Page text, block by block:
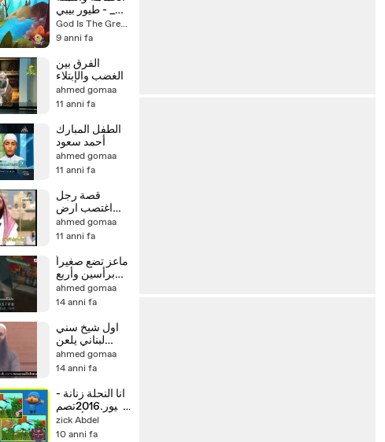
- طيور بيبي _
Toyor Baby
Channel
God Is The Greatest
9 anni fa
الفرق بين
الغضب والإبتلاء
ahmed gomaa
11 anni fa
الطفل المبارك
أحمد سعود
ahmed gomaa
11 anni fa
قصة رجل
اغتصب ارض
ايتام
ahmed gomaa
11 anni fa
ماعز تضع صغيراً
برأسين وأربع
عيون
ahmed gomaa
14 anni fa
اول شيخ سني
لبناني يلعن
حسن نصر الله
على المنبر
ahmed gomaa
14 anni fa
انا النحلة زنانة -
طيور.2016تصم
يم رائع للأطفال
zick Abdel
10 anni fa